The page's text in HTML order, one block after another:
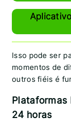
Isso pode ser
momentos de
outros fiéis é
Plataformas
24 horas